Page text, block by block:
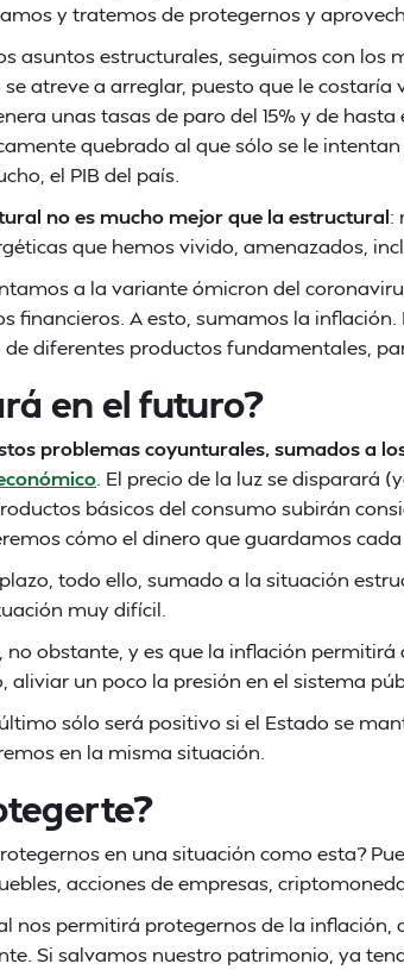
y tratemos de protegernos y
asuntos estructurales, seguimos con los
atreve a arreglar, puesto que le costaría
unas tasas de paro del 15% y de
quebrado al que sólo se le
el PIB del país.
no es mucho mejor que la estructural:
que hemos vivido, amenazados,
a la variante ómicron del
financieros. A esto, sumamos la
diferentes productos fundamentales,
en el futuro?
problemas coyunturales, sumados a
. El precio de la luz se disparará
básicos del consumo subirán
cómo el dinero que guardamos
todo ello, sumado a la situación
muy difícil.
no obstante, y es que la inflación
aliviar un poco la presión en el sistema
sólo será positivo si el Estado se
en la misma situación.
en una situación como esta?
acciones de empresas,
nos permitirá protegernos de la inflación,
Si salvamos nuestro patrimonio, ya